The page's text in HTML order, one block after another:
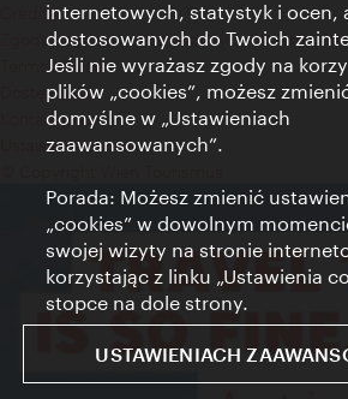
Credits
Zgoda na przetwarzanie danych osobowych
Terms of Use
Dostępność
Kontakt prasowy
Ustawienia cookies
internetowych, statystyk i ocen,
dostosowanych do Twoich
Jeśli nie wyrażasz zgody na
plików „cookies”, możesz
domyślne w „Ustawieniach
zaawansowanych”.
Porada: Możesz zmienić
„cookies” w dowolnym
swojej wizyty na stronie
korzystając z linku „Ustawienia
stopce na dole strony.
USTAWIENIACH